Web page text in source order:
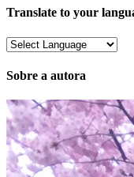
Translate to your
Sobre a autora